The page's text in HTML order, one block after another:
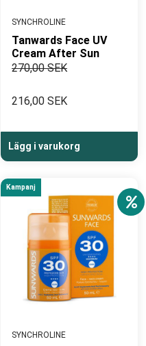
SYNCHROLINE
Tanwards Face UV
Cream After Sun
270,00 SEK
216,00 SEK
Lägg i varukorg
Kampanj
SYNCHROLINE